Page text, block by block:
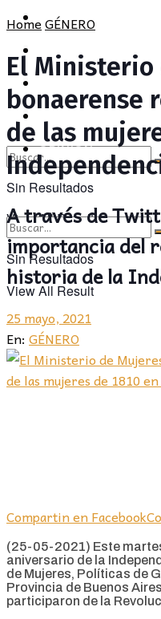
POLÍTICA
CULTURA
OPINIÓN
Sin Resultados
View All Result
PROVINCIA
POLÍTICA
OPINIÓN
Sin Resultados
View All Result
HomeGÉNERO
El Ministerio
bonaerense
de las
A través de
importancia del
historia de la
25 mayo, 2021
En: GÉNERO
Compartin en Facebook
(25-05-2021) Este
aniversario de la
de Mujeres, Políticas de
Provincia de Buenos
participaron de la